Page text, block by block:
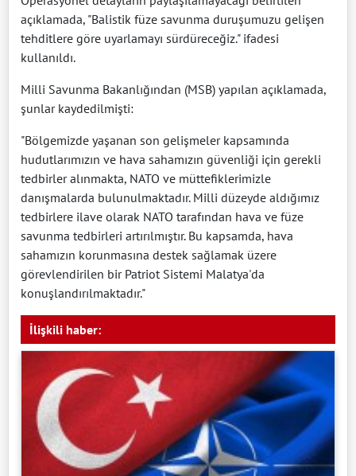
açıklamada, "Balistik füze savunma duruşumuzu gelişen
tehditlere göre uyarlamayı sürdüreceğiz." ifadesi
kullanıldı.
Milli Savunma Bakanlığından (MSB) yapılan açıklamada,
şunlar kaydedilmişti:
"Bölgemizde yaşanan son gelişmeler kapsamında
hudutlarımızın ve hava sahamızın güvenliği için gerekli
tedbirler alınmakta, NATO ve müttefiklerimizle
danışmalarda bulunulmaktadır. Milli düzeyde aldığımız
tedbirlere ilave olarak NATO tarafından hava ve füze
savunma tedbirleri artırılmıştır. Bu kapsamda, hava
sahamızın korunmasına destek sağlamak üzere
görevlendirilen bir Patriot Sistemi Malatya'da
konuşlandırılmaktadır."
İlişkili haber: